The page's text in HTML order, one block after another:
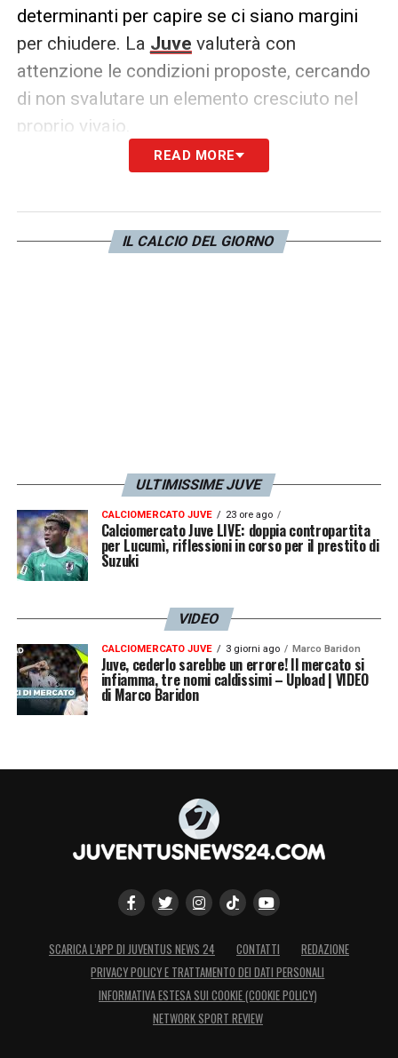
determinanti per capire se ci siano margini
per chiudere. La Juve valuterà con
attenzione le condizioni proposte, cercando
di non svalutare un elemento cresciuto nel
proprio vivaio.
L’affare è entrato nel vivo. Se il Napoli
l’operazione potrebbe subire
un’accelerazione già entro questa settimana.
READ MORE
IL CALCIO DEL GIORNO
ULTIMISSIME JUVE
CALCIOMERCATO JUVE 23 ore ago
Calciomercato Juve LIVE: doppia contropartita
per Lucumì, riflessioni in corso per il prestito di
Suzuki
VIDEO
CALCIOMERCATO JUVE 3 giorni ago Marco Baridon
Juve, cederlo sarebbe un errore! Il mercato si
infiamma, tre nomi caldissimi – Upload | VIDEO
di Marco Baridon
SCARICA L’APP DI JUVENTUS NEWS 24 CONTATTI
REDAZIONE
PRIVACY POLICY E TRATTAMENTO DEI DATI PERSONALI
INFORMATIVA ESTESA SUI COOKIE (COOKIE POLICY)
NETWORK SPORT REVIEW